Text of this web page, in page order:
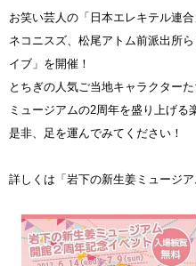
お笑い芸人の「日本エレキテル連
ネコニスズ、松尾アトム前派出所
イブ」を開催！
とちぎの人気ご当地キャラクターた
ミュージアムの2周年を盛り上げる
是非、足を運んでみてください！
詳しくは「岩下の新生姜ミュージ